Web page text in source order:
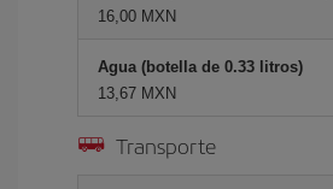
16,00 MXN
Agua (botella de 0.33 litros)
13,67 MXN
Transporte